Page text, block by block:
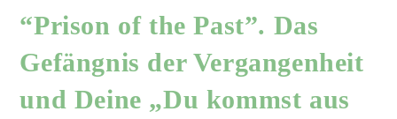
“Prison of the Past”. Das
Gefängnis der Vergangenheit
und Deine „Du kommst aus